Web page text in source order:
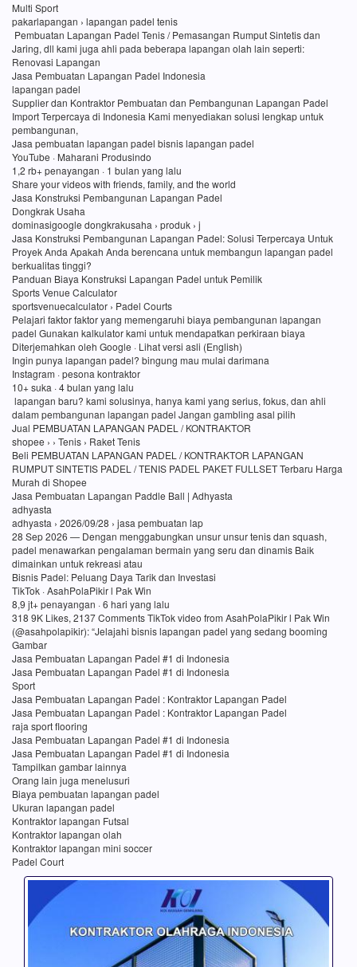
Multi Sport
pakarlapangan › lapangan padel tenis
Pembuatan Lapangan Padel Tenis / Pemasangan Rumput Sintetis dan
Jaring, dll kami juga ahli pada beberapa lapangan olah lain seperti:
Renovasi Lapangan
Jasa Pembuatan Lapangan Padel Indonesia
lapangan padel
Supplier dan Kontraktor Pembuatan dan Pembangunan Lapangan Padel
Import Terpercaya di Indonesia Kami menyediakan solusi lengkap untuk
pembangunan,
Jasa pembuatan lapangan padel bisnis lapangan padel
YouTube · Maharani Produsindo
1,2 rb+ penayangan · 1 bulan yang lalu
Share your videos with friends, family, and the world
Jasa Konstruksi Pembangunan Lapangan Padel
Dongkrak Usaha
dominasigoogle dongkrakusaha › produk › j
Jasa Konstruksi Pembangunan Lapangan Padel: Solusi Terpercaya Untuk
Proyek Anda Apakah Anda berencana untuk membangun lapangan padel
berkualitas tinggi?
Panduan Biaya Konstruksi Lapangan Padel untuk Pemilik
Sports Venue Calculator
sportsvenuecalculator › Padel Courts
Pelajari faktor faktor yang memengaruhi biaya pembangunan lapangan
padel Gunakan kalkulator kami untuk mendapatkan perkiraan biaya
Diterjemahkan oleh Google · Lihat versi asli (English)
Ingin punya lapangan padel? bingung mau mulai darimana
Instagram · pesona kontraktor
10+ suka · 4 bulan yang lalu
lapangan baru? kami solusinya, hanya kami yang serius, fokus, dan ahli
dalam pembangunan lapangan padel Jangan gambling asal pilih
Jual PEMBUATAN LAPANGAN PADEL / KONTRAKTOR
shopee › › Tenis › Raket Tenis
Beli PEMBUATAN LAPANGAN PADEL / KONTRAKTOR LAPANGAN
RUMPUT SINTETIS PADEL / TENIS PADEL PAKET FULLSET Terbaru Harga
Murah di Shopee
Jasa Pembuatan Lapangan Paddle Ball | Adhyasta
adhyasta
adhyasta › 2026/09/28 › jasa pembuatan lap
28 Sep 2026 — Dengan menggabungkan unsur unsur tenis dan squash,
padel menawarkan pengalaman bermain yang seru dan dinamis Baik
dimainkan untuk rekreasi atau
Bisnis Padel: Peluang Daya Tarik dan Investasi
TikTok · AsahPolaPikir l Pak Win
8,9 jt+ penayangan · 6 hari yang lalu
318 9K Likes, 2137 Comments TikTok video from AsahPolaPikir l Pak Win
(@asahpolapikir): “Jelajahi bisnis lapangan padel yang sedang booming
Gambar
Jasa Pembuatan Lapangan Padel #1 di Indonesia
Jasa Pembuatan Lapangan Padel #1 di Indonesia
Sport
Jasa Pembuatan Lapangan Padel : Kontraktor Lapangan Padel
Jasa Pembuatan Lapangan Padel : Kontraktor Lapangan Padel
raja sport flooring
Jasa Pembuatan Lapangan Padel #1 di Indonesia
Jasa Pembuatan Lapangan Padel #1 di Indonesia
Tampilkan gambar lainnya
Orang lain juga menelusuri
Biaya pembuatan lapangan padel
Ukuran lapangan padel
Kontraktor lapangan Futsal
Kontraktor lapangan olah
Kontraktor lapangan mini soccer
Padel Court